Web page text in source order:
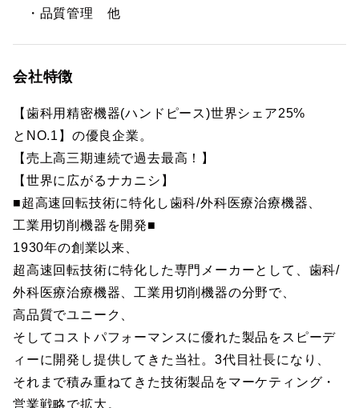
・品質管理 他
会社特徴
【歯科用精密機器(ハンドピース)世界シェア25%
とNO.1】の優良企業。
【売上高三期連続で過去最高！】
【世界に広がるナカニシ】
■超高速回転技術に特化し歯科/外科医療治療機器、
工業用切削機器を開発■
1930年の創業以来、
超高速回転技術に特化した専門メーカーとして、歯科/
外科医療治療機器、工業用切削機器の分野で、
高品質でユニーク、
そしてコストパフォーマンスに優れた製品をスピーデ
ィーに開発し提供してきた当社。3代目社長になり、
それまで積み重ねてきた技術製品をマーケティング・
営業戦略で拡大。